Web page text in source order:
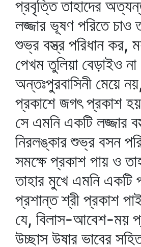
প্রবৃত্তি তাহাদের
লজ্জার ভূষণ পরিতে
শুভ্র বস্ত্র পরিধান কর,
পেখম তুলিয়া বেড়াইও
অন্তঃপুরবাসিনী মেয়ে
প্রকাশে জগৎ প্রকাশ
সে এমনি একটি লজ্জার
নিরলঙ্কার শুভ্র বসন
সমক্ষে প্রকাশ পায় ও
তাহার মুখে এমনি একটি
প্রশান্ত শ্রী প্রকাশ
যে, বিলাস-আবেশ-ময়
উচ্ছাস উষার ভাবের